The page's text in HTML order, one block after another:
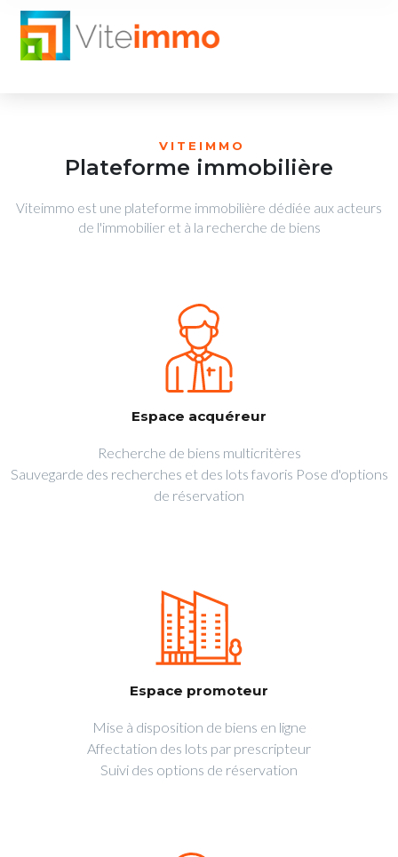
VITEIMMO
Plateforme immobilière
Viteimmo est une plateforme immobilière dédiée aux acteurs
de l'immobilier et à la recherche de biens
Espace acquéreur
Recherche de biens multicritères
Sauvegarde des recherches et des lots favoris Pose d'options
de réservation
Espace promoteur
Mise à disposition de biens en ligne
Affectation des lots par prescripteur
Suivi des options de réservation